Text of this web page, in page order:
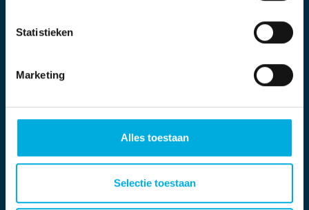
Statistieken
Marketing
Alles toestaan
Selectie toestaan
1689 ZT Zwaag
info.digit@batenburg.com